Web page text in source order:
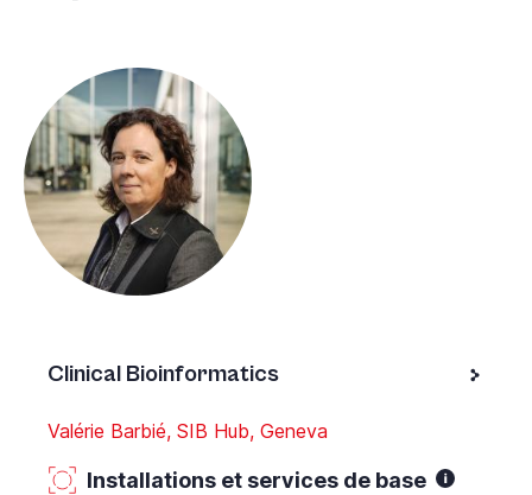
Clinical Bioinformatics
Valérie Barbié, SIB Hub, Geneva
Installations et services de base